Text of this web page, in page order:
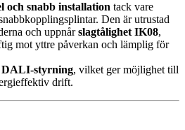
och snabb installation tack vare
Den är utrustad
och uppnårslagtålighet IK08,
mot yttre påverkan och lämplig för
styrning, vilket ger möjlighet till
drift.